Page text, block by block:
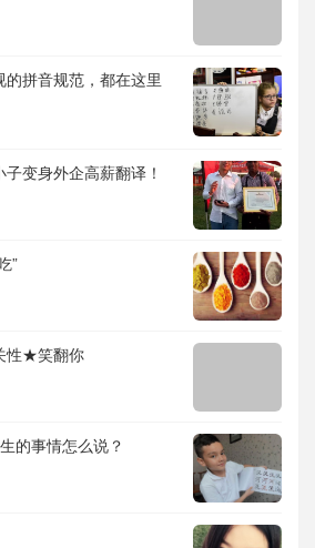
拼音规范，都在这里
变身外企高薪翻译！
”
性★笑翻你
的事情怎么说？